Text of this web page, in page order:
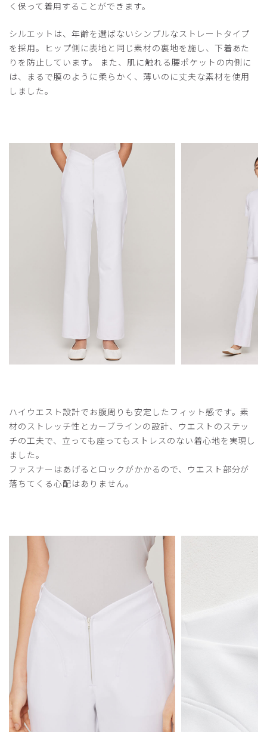
ご購入者様
購入確認済み
2024-07-14
年齢:50代 身長:156-160cm 体重: 45kg以下
着心地が良い
商品：O13レディース：アーバンスムースパンツ/ベビ
ーピンク/S
O13レディース：アーバンスムースパンツ/ホワ
​1 ​2
く保って着用することができます。
シルエットは、年齢を選ばないシンプルなストレートタイプ
を採用。ヒップ側に表地と同じ素材の裏地を施し、下着あた
りを防止しています。 また、肌に触れる腰ポケットの内側に
は、まるで膜のように柔らかく、薄いのに丈夫な素材を使用
しました。
ハイウエスト設計でお腹周りも安定したフィット感です。素
材のストレッチ性とカーブラインの設計、ウエストのステッ
チの工夫で、立っても座ってもストレスのない着心地を実現し
ました。
ファスナーはあげるとロックがかかるので、ウエスト部分が
落ちてくる心配はありません。